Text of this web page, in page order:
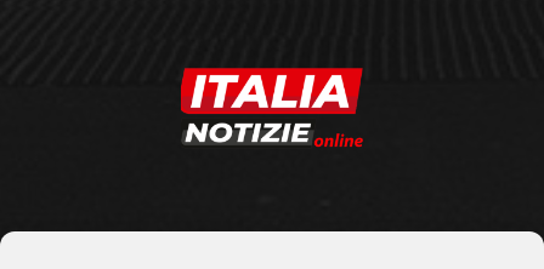
SEGUICI SU